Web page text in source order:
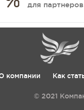
для партнеров
компании Как
© 2021